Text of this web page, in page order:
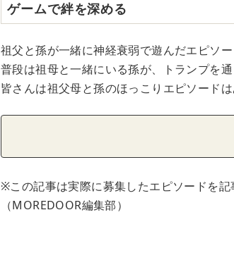
ゲームで絆を深める
祖父と孫が一緒に神経衰弱で遊んだエピソー
普段は祖母と一緒にいる孫が、トランプを
皆さんは祖父母と孫のほっこりエピソード
※この記事は実際に募集したエピソードを記
（MOREDOOR編集部）